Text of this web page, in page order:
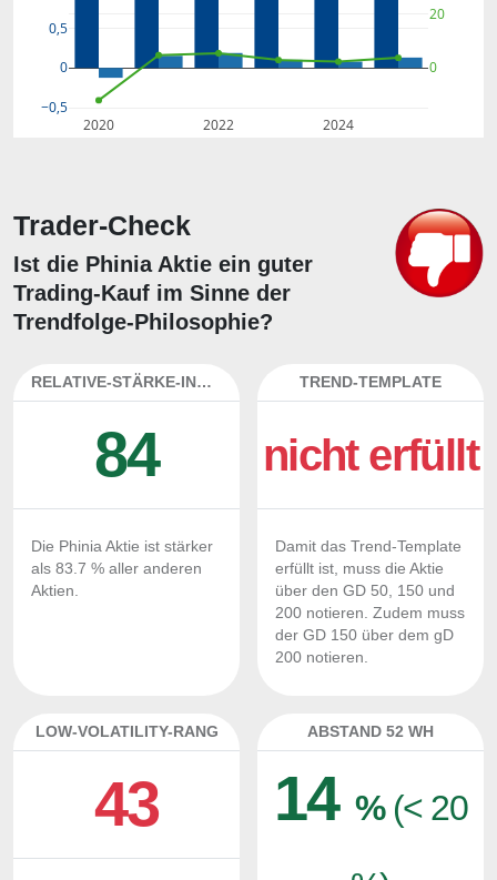
2020 2022 2024
−0,5
0
0,5
0
20
Trader-Check
Ist die Phinia Aktie ein guter
Trading-Kauf im Sinne der
Trendfolge-Philosophie?
RELATIVE-STÄRKE-INDEX
84
Die Phinia Aktie ist stärker
als 83.7 % aller anderen
Aktien.
TREND-TEMPLATE
nicht erfüllt
Damit das Trend-Template
erfüllt ist, muss die Aktie
über den GD 50, 150 und
200 notieren. Zudem muss
der GD 150 über dem gD
200 notieren.
LOW-VOLATILITY-RANG
43
ABSTAND 52 WH
14% (< 20